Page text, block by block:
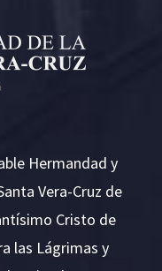
Hermandad y
Vera-Cruz de
Cristo de
las Lágrimas y